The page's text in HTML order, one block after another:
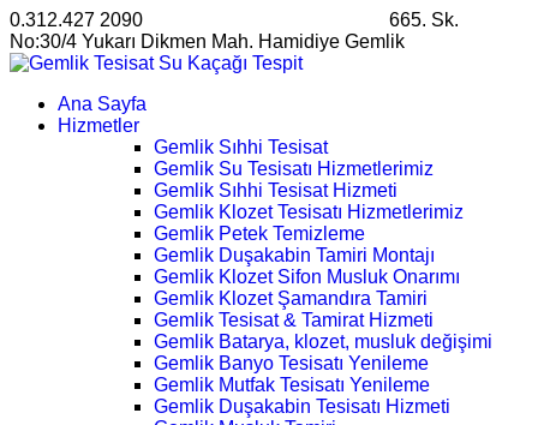
0.312.427 2090
665. Sk.
No:30/4 Yukarı Dikmen Mah. Hamidiye Gemlik
Ana Sayfa
Hizmetler
Gemlik Sıhhi Tesisat
Gemlik Su Tesisatı Hizmetlerimiz
Gemlik Sıhhi Tesisat Hizmeti
Gemlik Klozet Tesisatı Hizmetlerimiz
Gemlik Petek Temizleme
Gemlik Duşakabin Tamiri Montajı
Gemlik Klozet Sifon Musluk Onarımı
Gemlik Klozet Şamandıra Tamiri
Gemlik Tesisat & Tamirat Hizmeti
Gemlik Batarya, klozet, musluk değişimi
Gemlik Banyo Tesisatı Yenileme
Gemlik Mutfak Tesisatı Yenileme
Gemlik Duşakabin Tesisatı Hizmeti